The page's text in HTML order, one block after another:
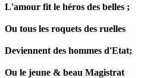
L'amour fit le héros des belles ;
Ou tous les roquets des ruelles
Deviennent des hommes d'Etat;
Ou le jeune & beau Magistrat